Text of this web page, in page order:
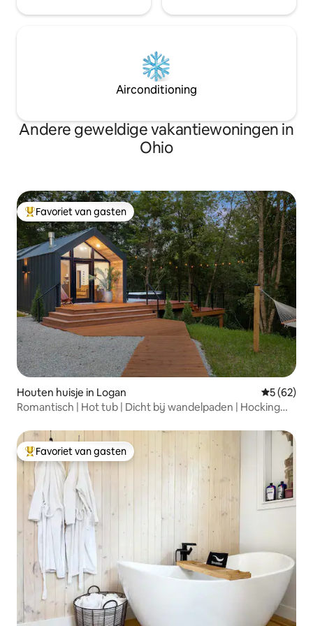
Airconditioning
Andere geweldige vakantiewoningen in
Ohio
Topfavoriet van gasten
Favoriet van gasten
Houten huisje in Logan
5 (62)
Romantisch | Hot tub | Dicht bij wandelpaden | Hocking
Topfavoriet van gasten
Favoriet van gasten